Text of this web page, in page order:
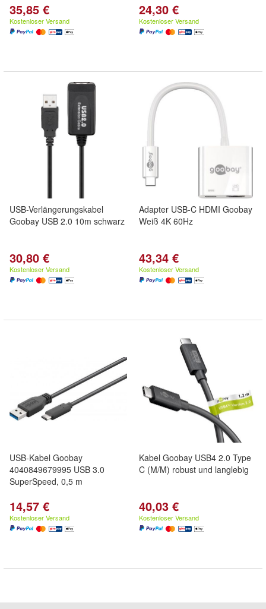
35,85 €
Kostenloser Versand
24,30 €
Kostenloser Versand
USB-Verlängerungskabel
Goobay USB 2.0 10m schwarz
30,80 €
Kostenloser Versand
Adapter USB-C HDMI Goobay
Weiß 4K 60Hz
43,34 €
Kostenloser Versand
USB-Kabel Goobay
4040849679995 USB 3.0
SuperSpeed, 0,5 m
14,57 €
Kostenloser Versand
Kabel Goobay USB4 2.0 Type
C (M/M) robust und langlebig
40,03 €
Kostenloser Versand